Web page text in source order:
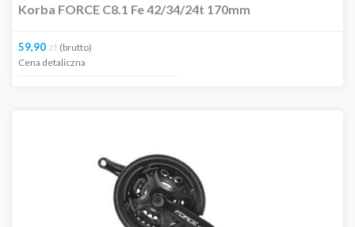
Korba FORCE C8.1 Fe 42/34/24t 170mm
59,90 zł (brutto)
Cena detaliczna